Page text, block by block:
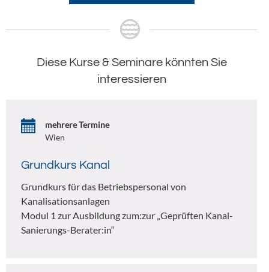
Diese Kurse & Seminare könnten Sie
interessieren
mehrere Termine
Wien
Grundkurs Kanal
Grundkurs für das Betriebspersonal von
Kanalisationsanlagen
Modul 1 zur Ausbildung zum:zur „Geprüften Kanal-
Sanierungs-Berater:in“